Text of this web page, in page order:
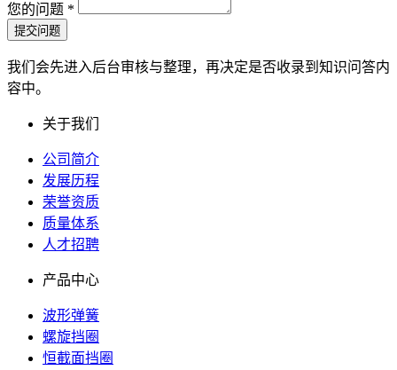
您的问题 *
提交问题
我们会先进入后台审核与整理，再决定是否收录到知识问答内
容中。
关于我们
公司简介
发展历程
荣誉资质
质量体系
人才招聘
产品中心
波形弹簧
螺旋挡圈
恒截面挡圈